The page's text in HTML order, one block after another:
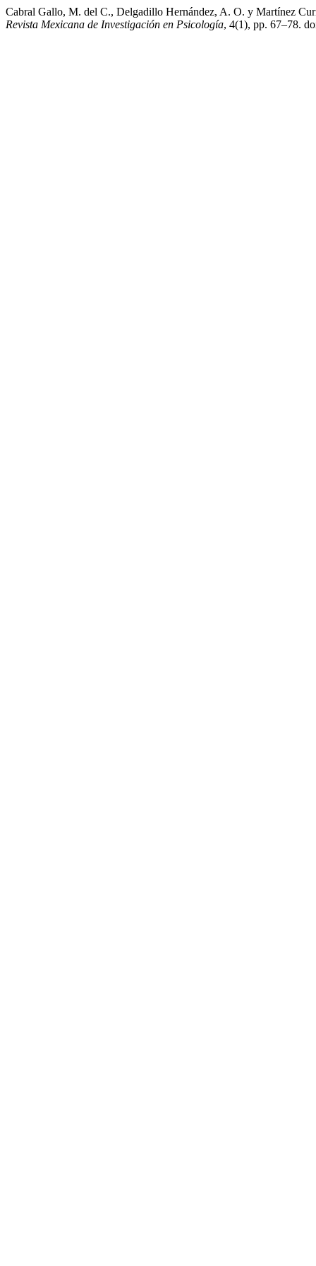
Cabral Gallo, M. del C., Delgadillo Hernández, A. O. y Martínez
Revista Mexicana de Investigación en Psicología, 4(1), pp. 67–78.